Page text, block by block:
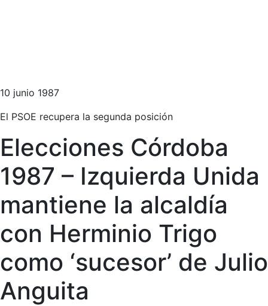
10 junio 1987
El PSOE recupera la segunda posición
Elecciones Córdoba
1987 – Izquierda Unida
mantiene la alcaldía
con Herminio Trigo
como ‘sucesor’ de Julio
Anguita